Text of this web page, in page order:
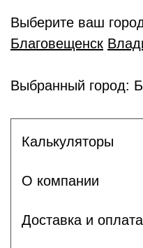
Выберите ваш
Благовещенск
Выбранный город:
Калькуляторы
О компании
Доставка и оплата